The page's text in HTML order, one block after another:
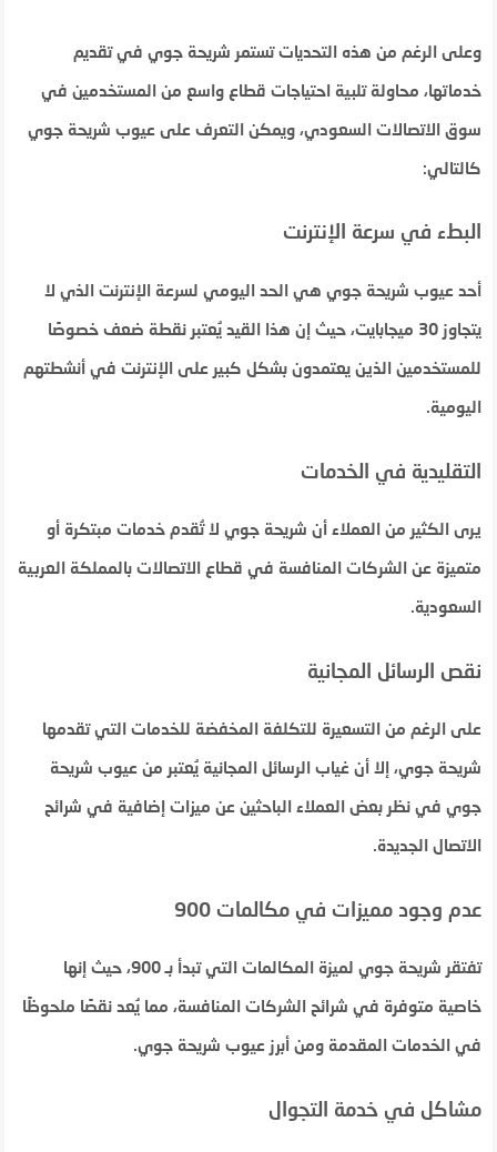
وعلى الرغم من هذه التحديات تستمر شريحة جوي في تقديم
خدماتها، محاولة تلبية احتياجات قطاع واسع من المستخدمين في
سوق الاتصالات السعودي، ويمكن التعرف على عيوب شريحة جوي
كالتالي:
البطء في سرعة الإنترنت
أحد عيوب شريحة جوي هي الحد اليومي لسرعة الإنترنت الذي لا
يتجاوز 30 ميجابايت، حيث إن هذا القيد يُعتبر نقطة ضعف خصوصًا
للمستخدمين الذين يعتمدون بشكل كبير على الإنترنت في أنشطتهم
اليومية.
التقليدية في الخدمات
يرى الكثير من العملاء أن شريحة جوي لا تُقدم خدمات مبتكرة أو
متميزة عن الشركات المنافسة في قطاع الاتصالات بالمملكة العربية
السعودية.
نقص الرسائل المجانية
على الرغم من التسعيرة للتكلفة المخفضة للخدمات التي تقدمها
شريحة جوي، إلا أن غياب الرسائل المجانية يُعتبر من عيوب شريحة
جوي في نظر بعض العملاء الباحثين عن ميزات إضافية في شرائح
الاتصال الجديدة.
عدم وجود مميزات في مكالمات 900
تفتقر شريحة جوي لميزة المكالمات التي تبدأ بـ 900، حيث إنها
خاصية متوفرة في شرائح الشركات المنافسة، مما يُعد نقصًا ملحوظًا
في الخدمات المقدمة ومن أبرز عيوب شريحة جوي.
مشاكل في خدمة التجوال